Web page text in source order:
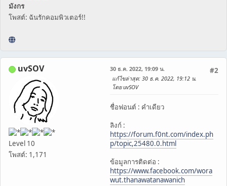
มังกร
โพสต์: ฉันรักคอมพิวเตอร์!!
uvSOV
Level 10
โพสต์: 1,171
#2
30 ธ.ค. 2022, 19:09 น.
แก้ไขล่าสุด: 30 ธ.ค. 2022, 19:12 น.
โดย uvSOV
ชื่อฟอนต์ : คำเดียว
ลิงก์ :
https://forum.f0nt.com/index.ph
p/topic,25480.0.html
ข้อมูลการติดต่อ :
https://www.facebook.com/wora
wut.thanawatanawanich